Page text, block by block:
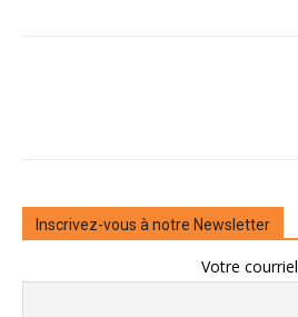
Inscrivez-vous à notre Newsletter
Votre courriel